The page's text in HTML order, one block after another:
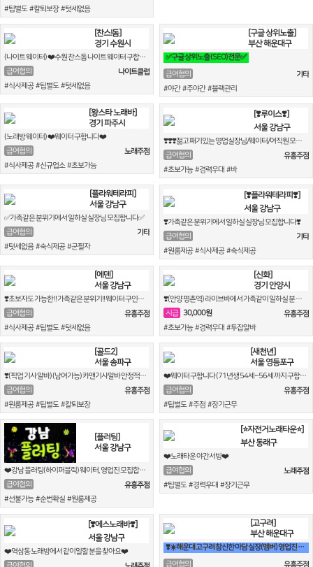
#팁별도 #칼퇴보장 #텃세없음
[찬스!돔]
경기 수원시
(나이트 웨이터) ❤️수원 찬스돔 나이트 웨이터 구합니다❤️
급여협의
나이트클럽
#식사제공 #팁별도 #텃세없음
[구글 상위노출]
부산 해운대구
✅구글 상위노출 (SEO)전문✅
급여협의
기타
#야간 #주야간 #블랙관리
[왕스타 노래바]
경기 파주시
(노래방 웨이터) ❤️웨이터 구합니다❤️
급여협의
노래주점
#식사제공 #신규업소 #초보가능
[❣️루이스❣️]
서울 강남구
❣️❣️❣️젊고 패기있는 영업실장님/웨이터/여직원 모십니다.❣️❣️❣️
급여협의
유흥주점
#초보가능 #경력우대 #바
[플라워테라피]
서울 강남구
✅가족같은 분위기에서 일하실 실장님 모집합니다✅
급여협의
기타
#텃세없음 #숙식제공 #군필자
[❣️플라워테라피❣️]
서울 강남구
❣️가족같은 분위기에서 일하실 실장님 모집합니다❣️
급여협의
기타
#원룸제공 #식사제공 #숙식제공
[에덴]
서울 강남구
❣️초보자도 가능한 !! 가족같은 분위기!! 웨이터 구인합니다.❣️
급여협의
유흥주점
#식사제공 #팁별도 #텃세없음
[신화]
경기 안양시
❣️(안양 평촌역) 라이브바에서 가족같이 일하실 분 모십니다❣️ (여자 웨이터 구함)
시급 30,000원
유흥주점
#초보가능 #경력우대 #투잡알바
[골드2]
서울 송파구
❣️(픽업 기사 알바) (남여가능) 카맨기사알바 안정적으로 월급받으면서 편하게 일하실분 오세요. ❣️
급여협의
유흥주점
#원룸제공 #팁별도 #칼퇴보장
[새천년]
서울 영등포구
❤️웨이터 구합니다 (71년생 54세~56세 까지 구합니다)❤️
급여협의
유흥주점
#팁별도 #주점 #장기근무
[플러팅]
서울 강남구
❤️강남 플러팅(하이퍼블릭) 웨이터, 영업진 모집합니다.❤️
급여협의
유흥주점
#선불가능 #순번확실 #원룸제공
[⭐️자전거노래타운⭐️]
부산 동래구
❤️노래타운 야간서빙❤️
급여협의
노래주점
#팁별도 #경력우대 #장기근무
[❣️에스노래바❣️]
서울 강남구
❤️역삼동 노래방에서 같이일할 분을 찾아요❤️
[고구려]
부산 해운대구
❣️☀️해운대 고구려 참신한 마담 실장(멤버) 영업진 구좌 사장님모심☀️❣️
급여협의
유흥주점